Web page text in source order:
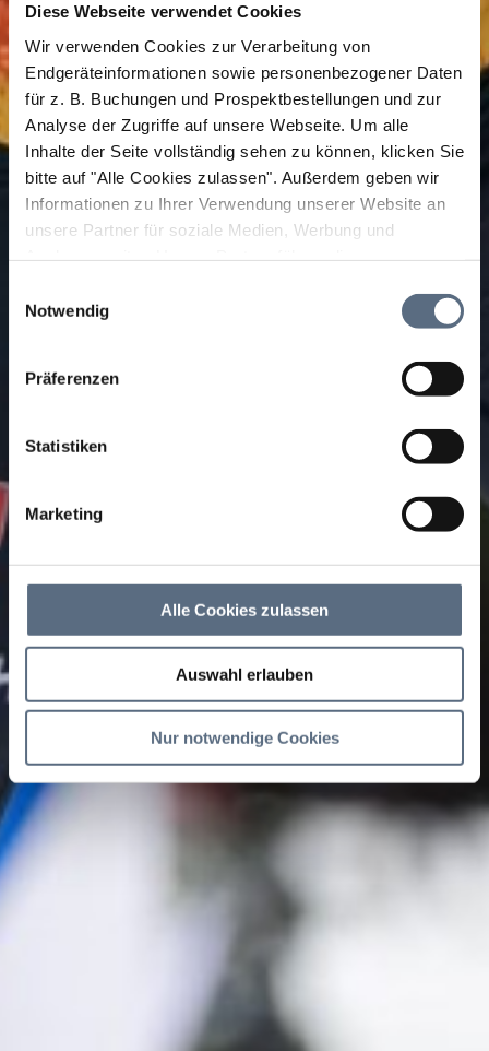
Diese Webseite verwendet Cookies
Wir verwenden Cookies zur Verarbeitung von
Endgeräteinformationen sowie personenbezogener Daten
für z. B. Buchungen und Prospektbestellungen und zur
Analyse der Zugriffe auf unsere Webseite. Um alle
Inhalte der Seite vollständig sehen zu können, klicken Sie
bitte auf "Alle Cookies zulassen". Außerdem geben wir
Informationen zu Ihrer Verwendung unserer Website an
unsere Partner für soziale Medien, Werbung und
zusammen, die Sie ihnen bereitgestellt haben oder die
sie im Rahmen Ihrer Nutzung der Dienste gesammelt
Notwendig
Präferenzen
Statistiken
Marketing
Alle Cookies zulassen
Auswahl erlauben
Nur notwendige Cookies